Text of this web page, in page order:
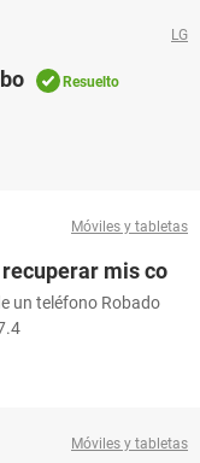
LG
Resuelto
Móviles y tabletas
mis co
un teléfono Robado
Móviles y tabletas